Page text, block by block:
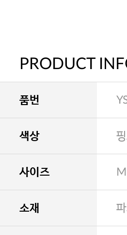
PRODUCT
품번
색상
사이즈
소재